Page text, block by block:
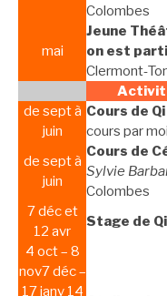
Colombes
mai
Jeune
on est parti
de sept à
juin
Cours de
cours par
de sept à
juin
Cours de
Sylvie
Colombes
7 déc et
12 avr
Stage de
4 oct – 8
nov7 déc –
17 janv 14